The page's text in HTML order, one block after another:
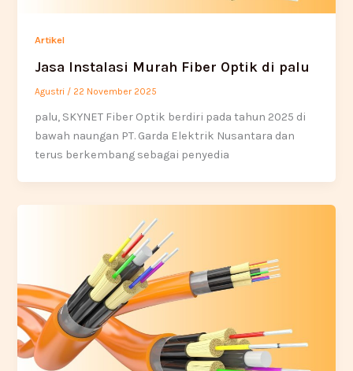
Artikel
Jasa Instalasi Murah Fiber Optik di palu
Agustri / 22 November 2025
palu, SKYNET Fiber Optik berdiri pada tahun 2025 di
bawah naungan PT. Garda Elektrik Nusantara dan
terus berkembang sebagai penyedia